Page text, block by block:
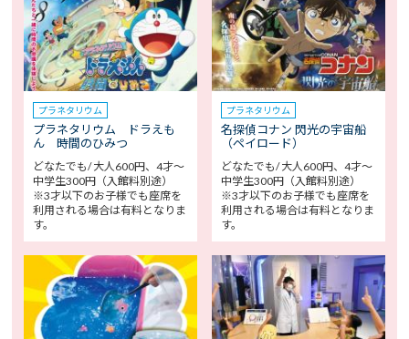
プラネタリウム
プラネタリウム ドラえも
ん 時間のひみつ
どなたでも/ 大人600円、4才～
中学生300円（入館料別途）
※3才以下のお子様でも座席を
利用される場合は有料となりま
す。
プラネタリウム
名探偵コナン 閃光の宇宙船
（ペイロード）
どなたでも/ 大人600円、4才～
中学生300円（入館料別途）
※3才以下のお子様でも座席を
利用される場合は有料となりま
す。